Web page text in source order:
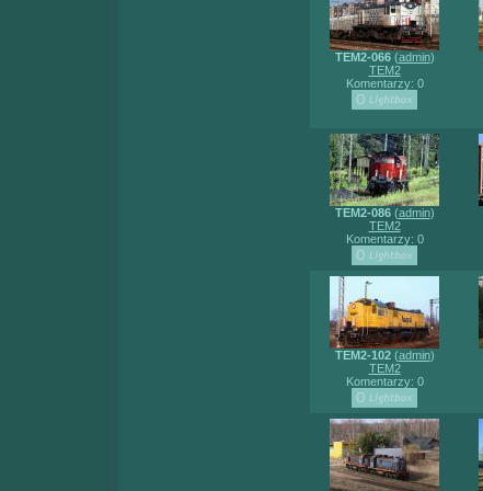
TEM2-066(admin)
TEM2
Komentarzy: 0
TEM2-086(admin)
TEM2
Komentarzy: 0
TEM2-102(admin)
TEM2
Komentarzy: 0